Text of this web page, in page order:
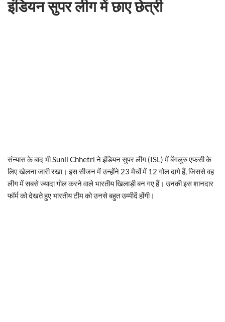
इंडियन सुपर लीग में छाए छेत्री
संन्यास के बाद भी Sunil Chhetri ने इंडियन सुपर लीग (ISL) में बेंगलुरु एफसी के
लिए खेलना जारी रखा। इस सीजन में उन्होंने 23 मैचों में 12 गोल दागे हैं, जिससे वह
लीग में सबसे ज्यादा गोल करने वाले भारतीय खिलाड़ी बन गए हैं। उनकी इस शानदार
फॉर्म को देखते हुए भारतीय टीम को उनसे बहुत उम्मीदें होंगी।